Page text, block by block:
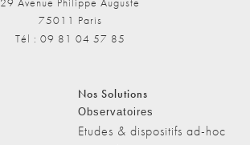
75011 Paris
Tél : 09 81 04 57 85
Nos Solutions
Observatoires
Etudes & dispositifs ad-hoc